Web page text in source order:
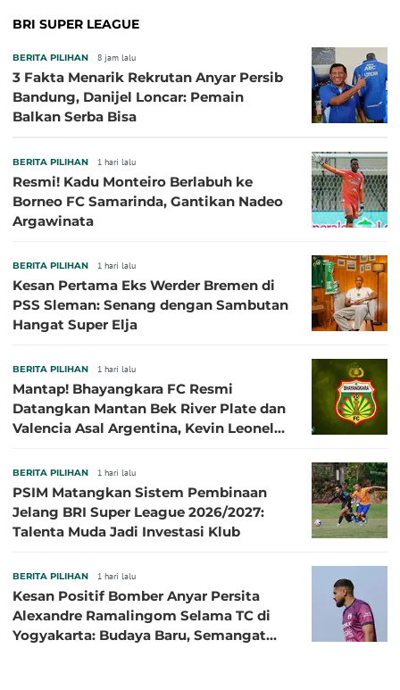
BRI SUPER LEAGUE
BERITA PILIHAN 8 jam lalu
3 Fakta Menarik Rekrutan Anyar Persib
Bandung, Danijel Loncar: Pemain
Balkan Serba Bisa
BERITA PILIHAN 1 hari lalu
Resmi! Kadu Monteiro Berlabuh ke
Borneo FC Samarinda, Gantikan Nadeo
Argawinata
BERITA PILIHAN 1 hari lalu
Kesan Pertama Eks Werder Bremen di
PSS Sleman: Senang dengan Sambutan
Hangat Super Elja
BERITA PILIHAN 1 hari lalu
Mantap! Bhayangkara FC Resmi
Datangkan Mantan Bek River Plate dan
Valencia Asal Argentina, Kevin Leonel
BERITA PILIHAN 1 hari lalu
PSIM Matangkan Sistem Pembinaan
Jelang BRI Super League 2026/2027:
Talenta Muda Jadi Investasi Klub
BERITA PILIHAN 1 hari lalu
Kesan Positif Bomber Anyar Persita
Alexandre Ramalingom Selama TC di
Yogyakarta: Budaya Baru, Semangat